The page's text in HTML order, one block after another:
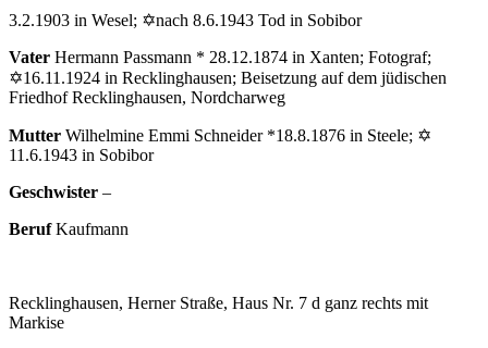
3.2.1903 in Wesel; ✡nach 8.6.1943 Tod in Sobibor
Vater Hermann Passmann * 28.12.1874 in Xanten; Fotograf;
✡16.11.1924 in Recklinghausen; Beisetzung auf dem jüdischen
Friedhof Recklinghausen, Nordcharweg
Mutter Wilhelmine Emmi Schneider *18.8.1876 in Steele; ✡
11.6.1943 in Sobibor
Geschwister –
BerufKaufmann
Recklinghausen, Herner Straße, Haus Nr. 7 d ganz rechts mit
Markise